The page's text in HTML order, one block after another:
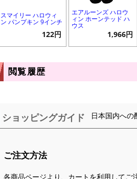
スマイリー ハロウィ
ン パンプキン 9インチ
122円
エアルーンズ ハロウ
ィン ホーンテッド ハ
ウス
1,966円
閲覧履歴
ショッピングガイド 日本国内への
ご注文方法
各商品ページより、カートを利用してご